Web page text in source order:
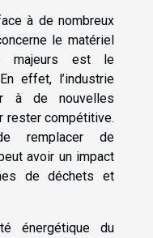
à de nombreux
le matériel
majeurs est le
effet, l’industrie
à de nouvelles
rester compétitive.
remplacer de
avoir un impact
de déchets et
énergétique du